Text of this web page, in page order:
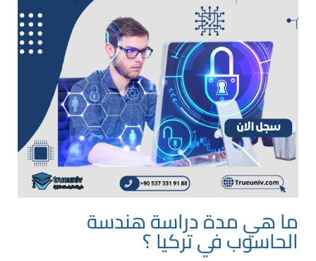
ما هي مدة دراسة هندسة
الحاسوب في تركيا ؟